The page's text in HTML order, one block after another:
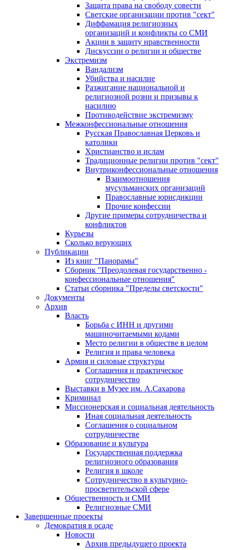
Защита права на свободу совести
Светские организации против "сект"
Диффамация религиозных
организаций и конфликты со СМИ
Акции в защиту нравственности
Дискуссии о религии и обществе
Экстремизм
Вандализм
Убийства и насилие
Разжигание национальной и
религиозной розни и призывы к
насилию
Противодействие экстремизму
Межконфессиональные отношения
Русская Православная Церковь и
католики
Христианство и ислам
Традиционные религии против "сект"
Внутриконфессиональные отношения
Взаимоотношения
мусульманских организаций
Православные юрисдикции
Прочие конфессии
Другие примеры сотрудничества и
конфликтов
Курьезы
Сколько верующих
Публикации
Из книг "Панорамы"
Сборник "Преодолевая государственно -
конфессиональные отношения"
Статьи сборника "Пределы светскости"
Документы
Архив
Власть
Борьба с ИНН и другими
машиночитаемыми кодами
Место религии в обществе в целом
Религия и права человека
Армия и силовые структуры
Соглашения и практическое
сотрудничество
Выставки в Музее им. А.Сахарова
Криминал
Миссионерская и социальная деятельность
Иная социальная деятельность
Соглашения о социальном
сотрудничестве
Образование и культура
Государственная поддержка
религиозного образования
Религия в школе
Сотрудничество в культурно-
просветительской сфере
Общественность и СМИ
Религиозные СМИ
Завершенные проекты
Демократия в осаде
Новости
Архив предыдущего проекта